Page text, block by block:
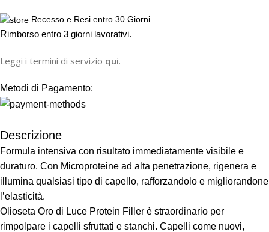
Recesso e Resi entro 30 Giorni
Rimborso entro 3 giorni lavorativi.
Leggi i termini di servizio qui.
Metodi di Pagamento:
Descrizione
Formula intensiva con risultato immediatamente visibile e
duraturo. Con Microproteine ad alta penetrazione, rigenera e
illumina qualsiasi tipo di capello, rafforzandolo e migliorandone
l’elasticità.
Olioseta Oro di Luce Protein Filler è straordinario per
rimpolpare i capelli sfruttati e stanchi. Capelli come nuovi,